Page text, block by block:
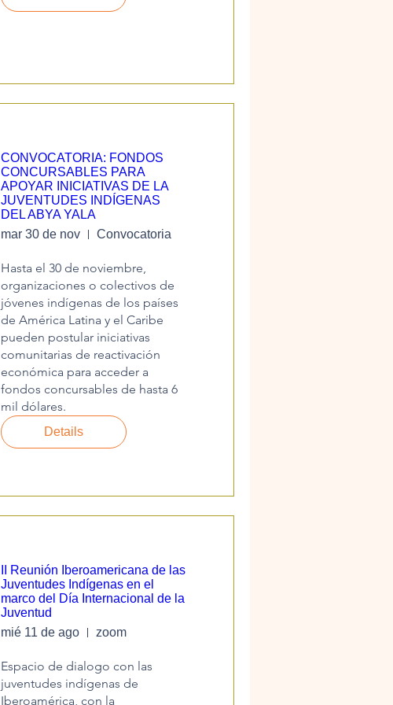
CONVOCATORIA: FONDOS
CONCURSABLES PARA
APOYAR INICIATIVAS DE LA
JUVENTUDES INDÍGENAS
DEL ABYA YALA
mar 30 de nov
Convocatoria
Hasta el 30 de noviembre,
organizaciones o colectivos de
jóvenes indígenas de los países
de América Latina y el Caribe
pueden postular iniciativas
comunitarias de reactivación
económica para acceder a
fondos concursables de hasta 6
mil dólares.
Details
II Reunión Iberoamericana de las
Juventudes Indígenas en el
marco del Día Internacional de la
Juventud
mié 11 de ago
zoom
Espacio de dialogo con las
juventudes indígenas de
Iberoamérica, con la